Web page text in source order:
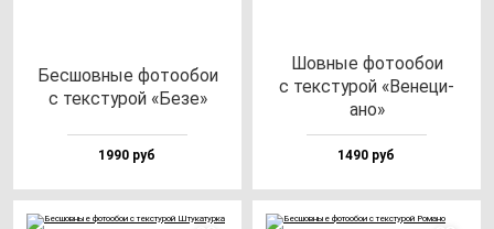
Бес­шов­ные фо­то­обои
с тек­сту­рой «Безе»
1990 руб
Шов­ные фо­то­обои
с тек­сту­рой «Вене­ци­
ано»
1490 руб